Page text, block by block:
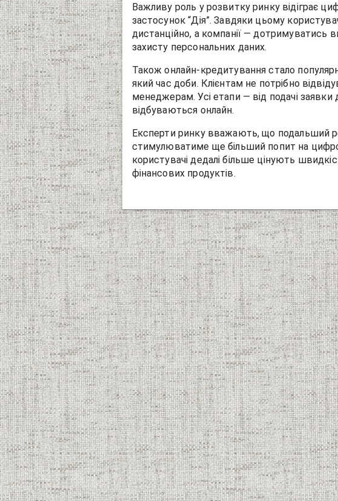
Важливу роль у розвитку ринку відіграє
застосунок “Дія”. Завдяки цьому
дистанційно, а компанії — дотримуватись
захисту персональних даних.
Також онлайн-кредитування стало
який час доби. Клієнтам не потрібно
менеджерам. Усі етапи — від подачі
відбуваються онлайн.
Експерти ринку вважають, що подальший
стимулюватиме ще більший попит на
користувачі дедалі більше цінують
фінансових продуктів.